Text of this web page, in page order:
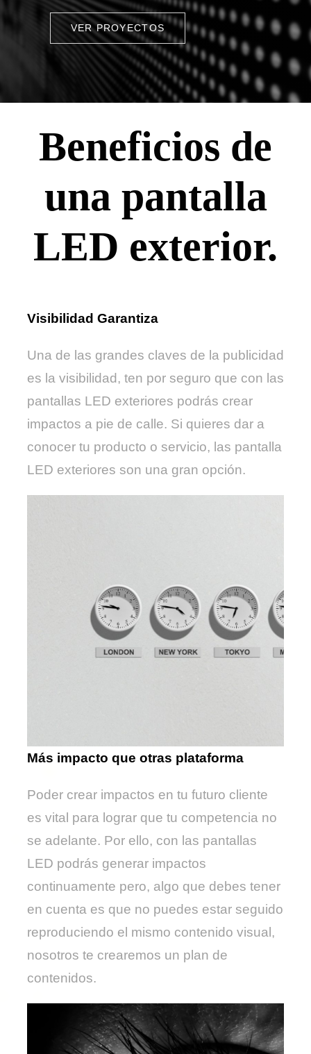
VER PROYECTOS
Beneficios de
una pantalla
LED exterior.
Visibilidad Garantiza
Una de las grandes claves de la publicidad
es la visibilidad, ten por seguro que con las
pantallas LED exteriores podrás crear
impactos a pie de calle. Si quieres dar a
conocer tu producto o servicio, las pantalla
LED exteriores son una gran opción.
Más impacto que otras plataforma
Poder crear impactos en tu futuro cliente
es vital para lograr que tu competencia no
se adelante. Por ello, con las pantallas
LED podrás generar impactos
continuamente pero, algo que debes tener
en cuenta es que no puedes estar seguido
reproduciendo el mismo contenido visual,
nosotros te crearemos un plan de
contenidos.